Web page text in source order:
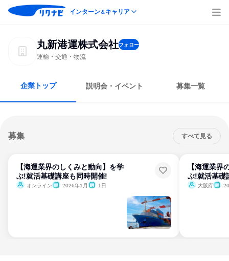
インターン＆キャリア
丸新港運株式会社フォロー
運輸・交通・物流
企業トップ 説明会・イベント 募集一覧
募集 すべて見る
【海運業界のしくみと動向】を学
ぶ!就活基礎講座も同時開催!
オンライン 2026年1月 1日
【海運業界
ぶ!就活基礎
大阪府